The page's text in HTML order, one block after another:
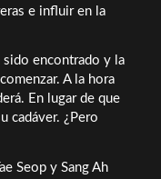
e influir en la
sido encontrado y la
A la hora
En lugar de que
cadáver. ¿Pero
Seop y Sang Ah